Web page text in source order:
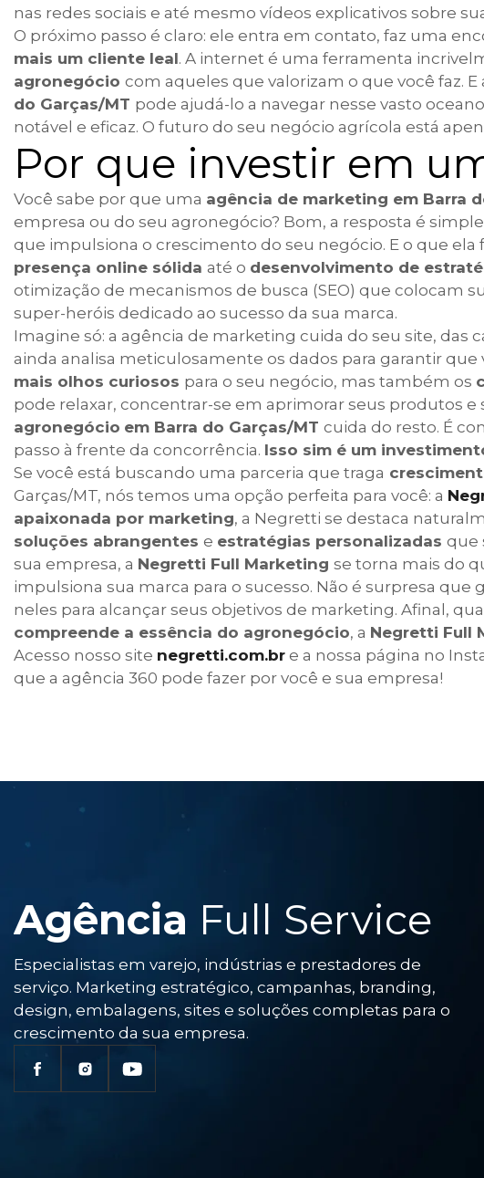
nas redes sociais e até mesmo vídeos explicativos sobre
O próximo passo é claro: ele entra em contato, faz uma
mais um cliente leal. A internet é uma ferramenta
agronegócio com aqueles que valorizam o que você faz. E
do Garças/MT pode ajudá-lo a navegar nesse vasto
notável e eficaz. O futuro do seu negócio agrícola está
Por que investir em
Você sabe por que uma agência de marketing em Barra
empresa ou do seu agronegócio? Bom, a resposta é
que impulsiona o crescimento do seu negócio. E o que ela
presença online sólida até o desenvolvimento de
otimização de mecanismos de busca (SEO) que colocam
super-heróis dedicado ao sucesso da sua marca.
Imagine só: a agência de marketing cuida do seu site, das
ainda analisa meticulosamente os dados para garantir
mais olhos curiosos para o seu negócio, mas também os
pode relaxar, concentrar-se em aprimorar seus produtos e
agronegócio em Barra do Garças/MT cuida do resto. É
passo à frente da concorrência. Isso sim é um
Se você está buscando uma parceria que traga
Garças/MT, nós temos uma opção perfeita para você: a
apaixonada por marketing, a Negretti se destaca
soluções abrangentes e estratégias personalizadas que
sua empresa, a Negretti Full Marketing se torna mais do
impulsiona sua marca para o sucesso. Não é surpresa
neles para alcançar seus objetivos de marketing. Afinal,
compreende a essência do agronegócio, a Negretti Full
Acesso nosso site negretti.com.br e a nossa página no
que a agência 360 pode fazer por você e sua empresa!
Agência Full Service
Especialistas em varejo, indústrias e prestadores de
serviço. Marketing estratégico, campanhas, branding,
design, embalagens, sites e soluções completas para o
crescimento da sua empresa.